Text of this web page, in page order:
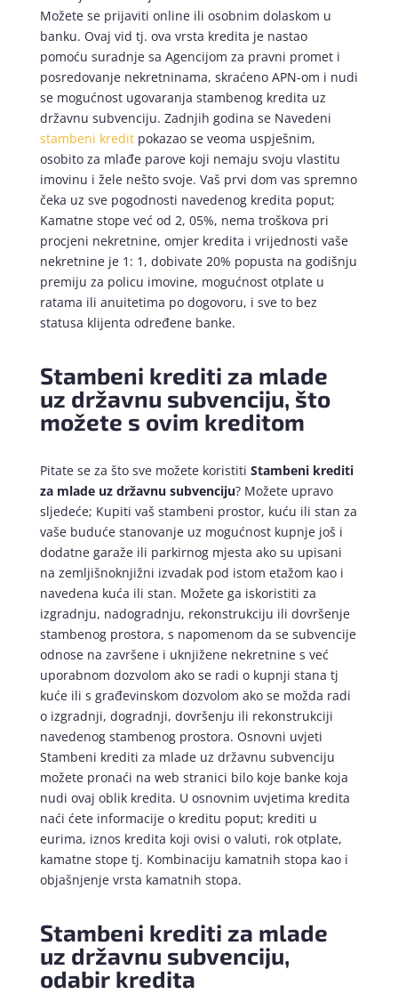
Možete se prijaviti online ili osobnim dolaskom u
banku. Ovaj vid tj. ova vrsta kredita je nastao
pomoću suradnje sa Agencijom za pravni promet i
posredovanje nekretninama, skraćeno APN-om i nudi
se mogućnost ugovaranja stambenog kredita uz
državnu subvenciju. Zadnjih godina se Navedeni
stambeni kreditpokazao se veoma uspješnim,
osobito za mlađe parove koji nemaju svoju vlastitu
imovinu i žele nešto svoje. Vaš prvi dom vas spremno
čeka uz sve pogodnosti navedenog kredita poput;
Kamatne stope već od 2, 05%, nema troškova pri
procjeni nekretnine, omjer kredita i vrijednosti vaše
nekretnine je 1: 1, dobivate 20% popusta na godišnju
premiju za policu imovine, mogućnost otplate u
ratama ili anuitetima po dogovoru, i sve to bez
statusa klijenta određene banke.
Stambeni krediti za mlade
uz državnu subvenciju, što
možete s ovim kreditom
Pitate se za što sve možete koristiti Stambeni krediti
za mlade uz državnu subvenciju? Možete upravo
sljedeće; Kupiti vaš stambeni prostor, kuću ili stan za
vaše buduće stanovanje uz mogućnost kupnje još i
dodatne garaže ili parkirnog mjesta ako su upisani
na zemljišnoknjižni izvadak pod istom etažom kao i
navedena kuća ili stan. Možete ga iskoristiti za
izgradnju, nadogradnju, rekonstrukciju ili dovršenje
stambenog prostora, s napomenom da se subvencije
odnose na završene i uknjižene nekretnine s već
uporabnom dozvolom ako se radi o kupnji stana tj
kuće ili s građevinskom dozvolom ako se možda radi
o izgradnji, dogradnji, dovršenju ili rekonstrukciji
navedenog stambenog prostora. Osnovni uvjeti
Stambeni krediti za mlade uz državnu subvenciju
možete pronaći na web stranici bilo koje banke koja
nudi ovaj oblik kredita. U osnovnim uvjetima kredita
naći ćete informacije o kreditu poput; krediti u
eurima, iznos kredita koji ovisi o valuti, rok otplate,
kamatne stope tj. Kombinaciju kamatnih stopa kao i
objašnjenje vrsta kamatnih stopa.
Stambeni krediti za mlade
uz državnu subvenciju,
odabir kredita